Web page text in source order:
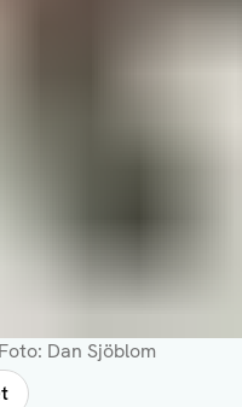
Foto: Dan Sjöblom